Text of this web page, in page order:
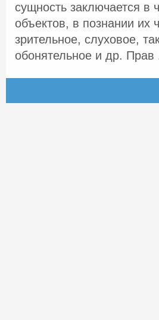
сущность заключается в
объектов, в познании
зрительное, слуховое,
обонятельное и др. Прав